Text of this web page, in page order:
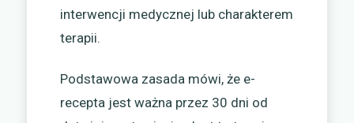
interwencji medycznej lub charakterem
terapii.
Podstawowa zasada mówi, że e-
recepta jest ważna przez 30 dni od